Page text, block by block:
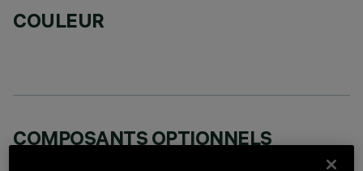
COULEUR
COMPOSANTS OPTIONNELS